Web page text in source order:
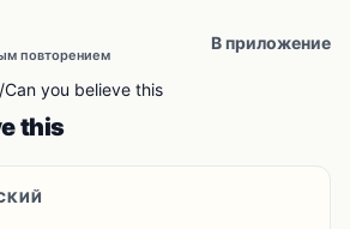
повторением
В приложение
/Can you believe this
this